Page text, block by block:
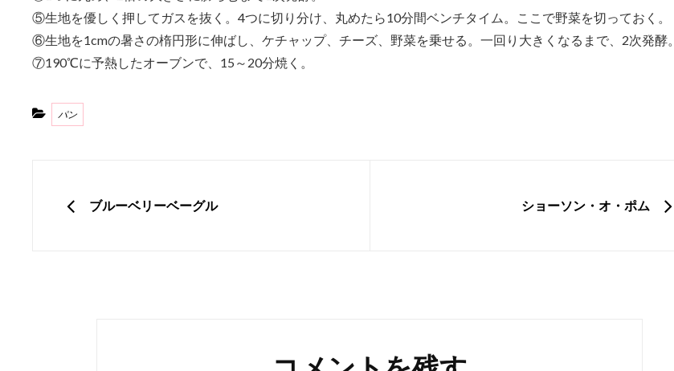
⑤生地を優しく押してガスを抜く。4つに切り分け、丸めたら10分間ベンチタイム。ここで野菜を切っておく。
⑥生地を1cmの暑さの楕円形に伸ばし、ケチャップ、チーズ、野菜を乗せる。一回り大きくなるまで、2次発酵。
⑦190℃に予熱したオーブンで、15～20分焼く。
Categories
パン
PREVIOUS
ブルーベリーベーグル ショーソン・オ・ポム